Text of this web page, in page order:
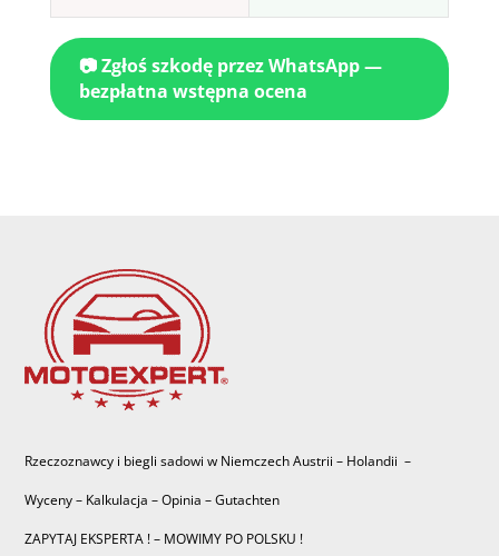
📷 Zgłoś szkodę przez WhatsApp —
bezpłatna wstępna ocena
Rzeczoznawcy i biegli sadowi w Niemczech Austrii – Holandii –
Wyceny – Kalkulacja – Opinia – Gutachten
ZAPYTAJ EKSPERTA ! – MOWIMY PO POLSKU !